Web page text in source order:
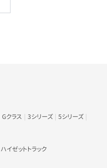
Gクラス 3シリーズ
5シリーズ
ハイゼットトラック